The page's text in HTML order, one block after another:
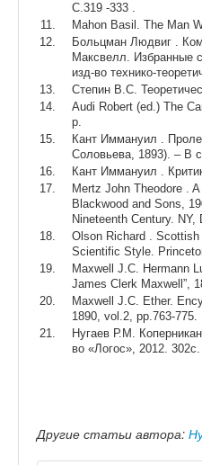
С.319 -333 .
Mahon Basil. The Man
Больцман Людвиг .
Максвелл. Избранные
изд-во технико-
Степин В.С.
Audi Robert (ed.) The
p.
Кант Иммануил .
Соловьева, 1893). – В
Кант Иммануил .
Mertz John Theodore .
Blackwood and Sons,
Nineteenth Century.
Olson Richard .
Scientific Style.
Maxwell J.C. Hermann
James Clerk Мaxwell”,
Maxwell J.C. Ether.
1890, vol.2, pp.763-775.
Нугаев Р.М.
во «Логос», 2012. 302с.
Другие статьи автора: